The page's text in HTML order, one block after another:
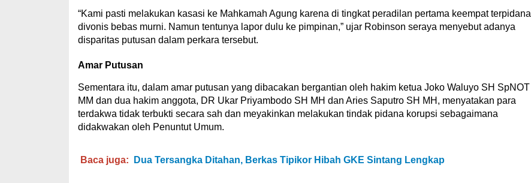
“Kami pasti melakukan kasasi ke Mahkamah Agung karena di tingkat peradilan pertama keempat terpidana
divonis bebas murni. Namun tentunya lapor dulu ke pimpinan,” ujar Robinson seraya menyebut adanya
disparitas putusan dalam perkara tersebut.
Amar Putusan
Sementara itu, dalam amar putusan yang dibacakan bergantian oleh hakim ketua Joko Waluyo SH SpNOT
MM dan dua hakim anggota, DR Ukar Priyambodo SH MH dan Aries Saputro SH MH, menyatakan para
terdakwa tidak terbukti secara sah dan meyakinkan melakukan tindak pidana korupsi sebagaimana
didakwakan oleh Penuntut Umum.
Baca juga: Dua Tersangka Ditahan, Berkas Tipikor Hibah GKE Sintang Lengkap